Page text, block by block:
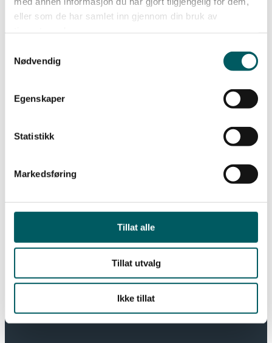
eller som de har samlet inn gjennom din bruk av
Nødvendig
Egenskaper
Statistikk
Markedsføring
Tillat alle
Tillat utvalg
Ikke tillat
Meld deg på
Arbeidsliv og rettigheter
Om Lederne
22 54 51 50
E-post: post@lederne.no
940 469 376